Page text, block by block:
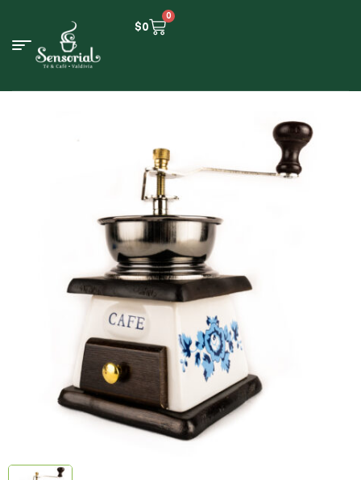
$0
0